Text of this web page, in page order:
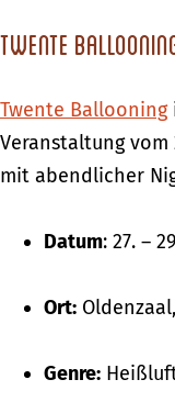
Twente
Twente Ballooning
Veranstaltung vom
mit abendlicher
Datum: 27. –
Ort:
Genre: